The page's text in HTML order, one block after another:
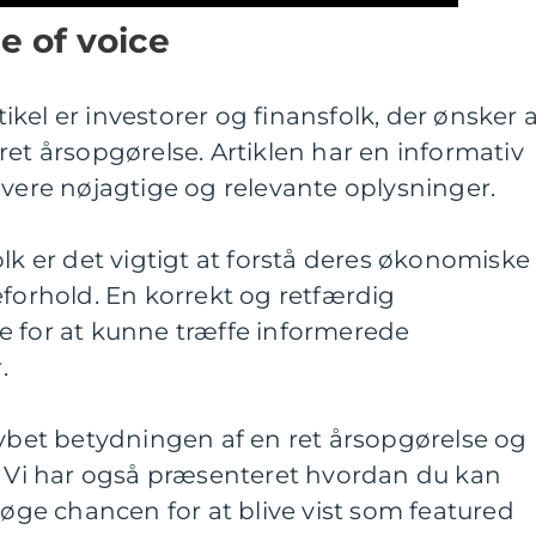
of voice
er investorer og finansfolk, der ønsker
årsopgørelse. Artiklen har en informativ
nøjagtige og relevante oplysninger.
er det vigtigt at forstå deres økonomiske
En korrekt og retfærdig
for at kunne træffe informerede
betydningen af en ret årsopgørelse og
har også præsenteret hvordan du kan
chancen for at blive vist som featured